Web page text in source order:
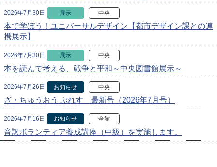
2026年7月30日 展示 中央
本で学ぼう！ユニバーサルデザイン【都市デザイン課との連
携展示】
2026年7月30日 展示 中央
本を読んで考える、戦争と平和～中央図書館展示～
2026年7月26日 お知らせ 中央
ざ・ちゅうおう ぷれす 最新号（2026年7月号）
2026年7月16日 お知らせ 全館
音訳ボランティア養成講座（中級）を実施します。